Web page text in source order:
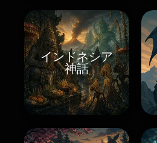
インドネシア
神話